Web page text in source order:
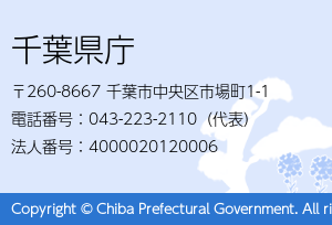
千葉県庁
〒260-8667 千葉市中央区市場町1-1
電話番号：043-223-2110（代表）
法人番号：4000020120006
Copyright © Chiba Prefectural Government. All